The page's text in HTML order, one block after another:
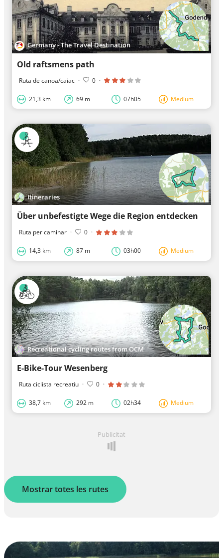
Germany - The Travel Destination
Old raftsmens path
Ruta de canoa/caiac · 0 ·
21,3 km 69 m 07h05 Medium
Itineraries
Über unbefestigte Wege die Region entdecken
Ruta per caminar · 0 ·
14,3 km 87 m 03h00 Medium
Recreational cycling routes from OCM
E-Bike-Tour Wesenberg
Ruta ciclista recreatiu · 0 ·
38,7 km 292 m 02h34 Medium
Publicitat
Mostrar totes les rutes